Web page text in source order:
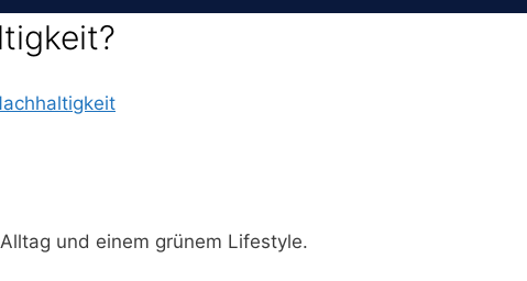
und einem grünem Lifestyle.